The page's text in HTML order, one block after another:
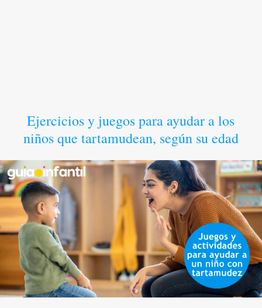
Ejercicios y juegos para ayudar a los
niños que tartamudean, según su edad